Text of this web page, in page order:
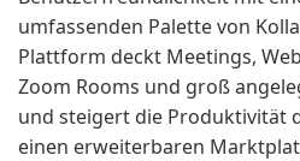
umfassenden Palette von
Plattform deckt Meetings,
Zoom Rooms und groß
und steigert die Produktivität
einen erweiterbaren